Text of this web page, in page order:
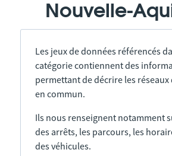
Nouvelle-
Les jeux de données référencés
catégorie contiennent des
permettant de décrire les
en commun.
Ils nous renseignent notamment
des arrêts, les parcours, les
des véhicules.